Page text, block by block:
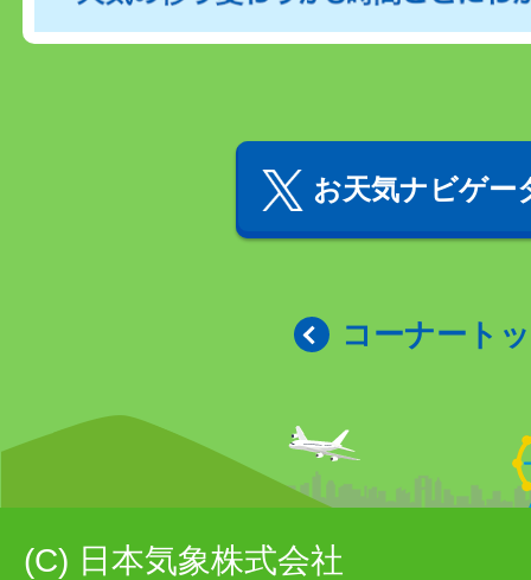
お天気ナビゲー
コーナート
(C) 日本気象株式会社